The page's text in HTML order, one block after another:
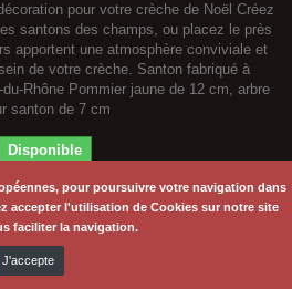
pour poursuivre votre navigation dans
accepter l'utilisation de Cookies sur notre site
faciliter la navigation.
J'accepte
pour votre crèche de Noël Créez
santons des champs, ou placez le près
apportent une atmosphère conviviale et
de votre crèche. Santon fabriqué à
Rhône Pommier jaune de 12 cm, arbre
santon de 7 cm
Disponible